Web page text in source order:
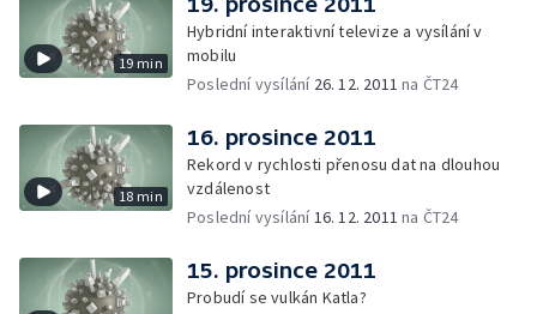
19 min
Hybridní interaktivní televize a vysílání v
mobilu
Poslední vysílání 26. 12. 2011 na ČT24
18 min
16. prosince 2011
Rekord v rychlosti přenosu dat na dlouhou
vzdálenost
Poslední vysílání16. 12. 2011 na ČT24
15. prosince 2011
Probudí se vulkán Katla?